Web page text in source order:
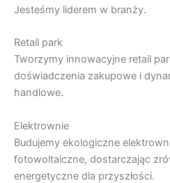
Jesteśmy liderem w branży.
Retail park
Tworzymy innowacyjne retail
doświadczenia zakupowe i
handlowe.
Elektrownie
Budujemy ekologiczne
fotowoltaiczne, dostarczając
energetyczne dla przyszłości.